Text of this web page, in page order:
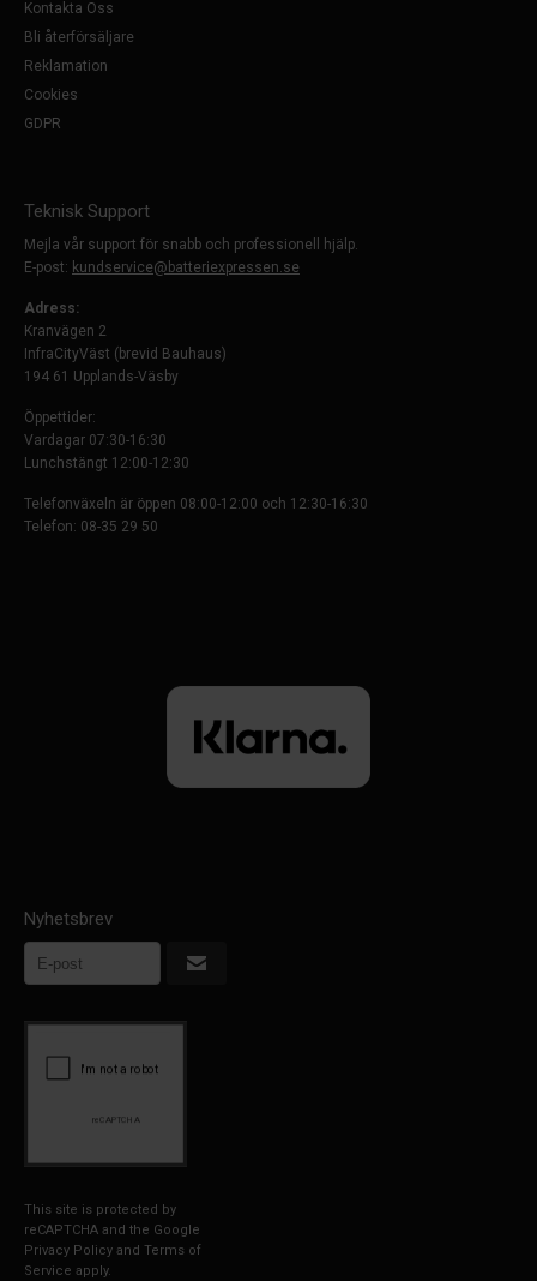
Kontakta Oss
Bli återförsäljare
Reklamation
Cookies
GDPR
Teknisk Support
Mejla vår support för snabb och professionell hjälp.
E-post: kundservice@batteriexpressen.se
Adress:
Kranvägen 2
InfraCityVäst (brevid Bauhaus)
194 61 Upplands-Väsby
Öppettider:
Vardagar 07:30-16:30
Lunchstängt 12:00-12:30
Telefonväxeln är öppen 08:00-12:00 och 12:30-16:30
Telefon: 08-35 29 50
Nyhetsbrev
This site is protected by
reCAPTCHA and the Google
Privacy Policy and Terms of
Service apply.